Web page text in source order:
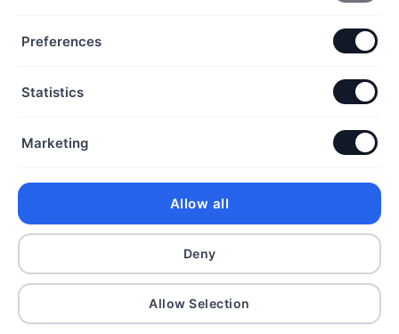
Szállítási és fizetési információk
info@dorothyekszer.hu
Copyright 2026 ©
Preferences
Statistics
Marketing
Deny
Allow Selection
Allow all